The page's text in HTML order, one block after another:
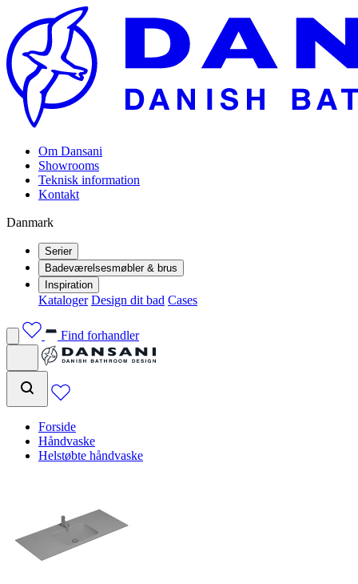
Om Dansani
Showrooms
Teknisk information
Kontakt
Danmark
Serier
Badeværelsesmøbler & brus
Inspiration
Kataloger Design dit bad Cases
Find forhandler
Forside
Håndvaske
Helstøbte håndvaske